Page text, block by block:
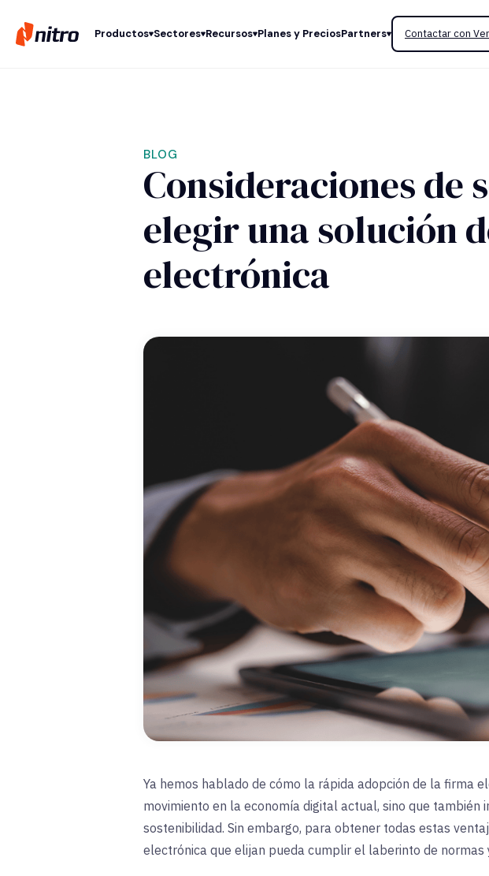
Productos Sectores Recursos Planes y PreciosPartners Contactar con
BLOG
Consideraciones de
elegir una solución
electrónica
Ya hemos hablado de cómo la rápida adopción de la firma
movimiento en la economía digital actual, sino que
sostenibilidad. Sin embargo, para obtener todas estas
electrónica que elijan pueda cumplir el laberinto de normas